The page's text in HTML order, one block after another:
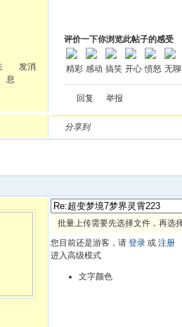
发消
息
评价一下你浏览此帖子的感受
精彩 感动 搞笑 开心 愤怒 无聊
回复 举报
分享到
批量上传需要先选择文件，再选
您目前还是游客，请 登录 或 注册
进入高级模式
文字颜色